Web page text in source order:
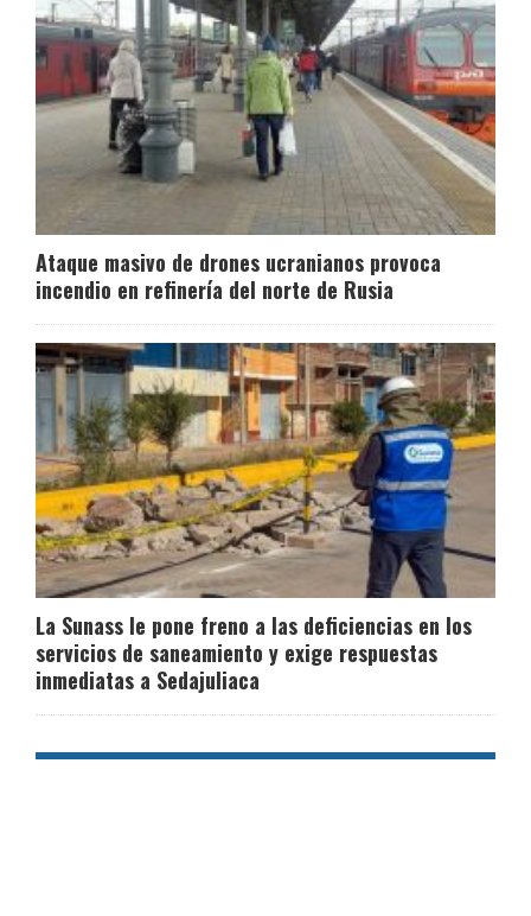
Ataque masivo de drones ucranianos provoca
incendio en refinería del norte de Rusia
La Sunass le pone freno a las deficiencias en los
servicios de saneamiento y exige respuestas
inmediatas a Sedajuliaca